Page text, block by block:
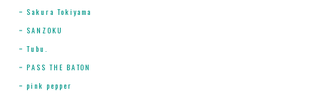
Sakura Tokiyama
SANZOKU
Tubu.
PASS THE BATON
pink pepper